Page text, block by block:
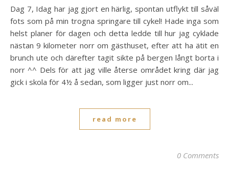
Dag 7, Idag har jag gjort en härlig, spontan utflykt till såväl
fots som på min trogna springare till cykel! Hade inga som
helst planer för dagen och detta ledde till hur jag cyklade
nästan 9 kilometer norr om gästhuset, efter att ha ätit en
brunch ute och därefter tagit sikte på bergen långt borta i
norr ^^ Dels för att jag ville återse området kring där jag
gick i skola för 4½ å sedan, som ligger just norr om...
read more
0 Comments